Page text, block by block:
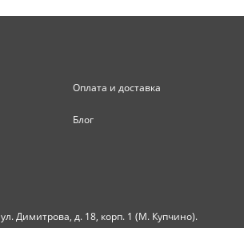
Оплата и доставка
Блог
ул. Димитрова, д. 18, корп. 1 (М. Купчино).